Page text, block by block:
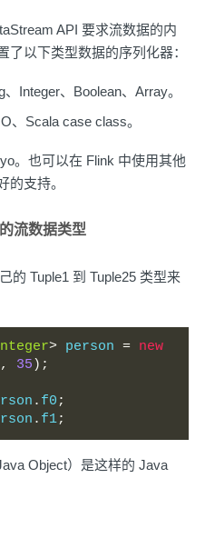
API 要求流数据的内
以下类型数据的序列化器：
Integer、Boolean、Array。
、Scala case class。
。也可以在 Flink 中使用其他
的支持。
流数据类型
的 Tuple1 到 Tuple25 类型来
> person = new
, 35 );
. f0 ;
. f1;
Object）是这样的 Java